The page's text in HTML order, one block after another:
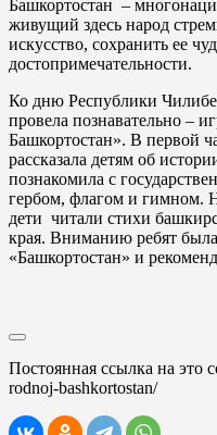
Башкортостан –
живущий здесь народ
искусство, сохранить ее
достопримечательности.
Ко дню Республики
провела познавательно –
Башкортостан». В первой
рассказала детям об
познакомила с
гербом, флагом и гимном.
дети читали стихи
края. Вниманию ребят
«Башкортостан» и
Постоянная ссылка на это
rodnoj-bashkortostan/